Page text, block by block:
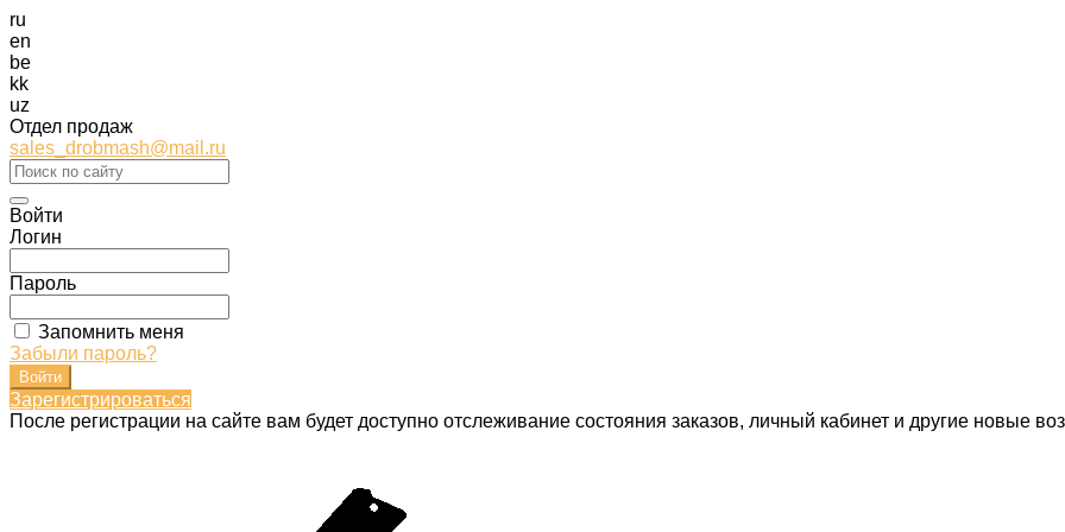
ru
en
be
kk
uz
Отдел продаж
sales_drobmash@mail.ru
Войти
Логин
Пароль
Запомнить меня
Забыли пароль?
Зарегистрироваться
После регистрации на сайте вам будет доступно отслеживание состояния заказов, личный кабинет и другие новые